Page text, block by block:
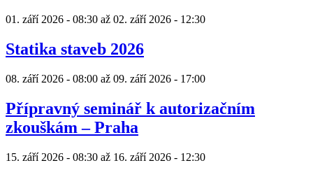
01. září 2026 - 08:30 až 02. září 2026 - 12:30
Statika staveb 2026
08. září 2026 - 08:00 až 09. září 2026 - 17:00
Přípravný seminář k autorizačním
zkouškám – Praha
15. září 2026 - 08:30 až 16. září 2026 - 12:30